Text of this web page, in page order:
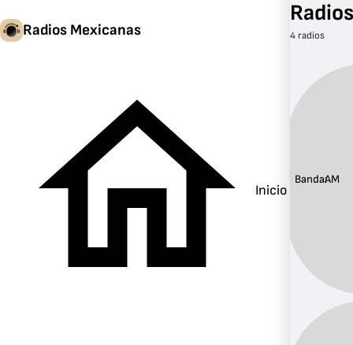
Radios Mexicanas
Inicio
4 radios
Banda:AM